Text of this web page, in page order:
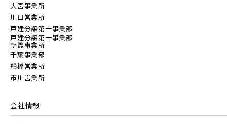
京成押上線
京成成田スカイアクセス線
JR常磐線 [各駅停車]
JR常磐線 [快速]
見学OK
【予告広告】リーズン青砥 アイ・ラウンジ
近プロジェクト始動!!◆京成押上線「京成立石」駅徒歩10分◆
指定なし
販売開始前の物件
大宮事業所
川口営業所
戸建分譲第一事業部
戸建分譲第一事業部
朝霞事業所
千葉事業部
船橋営業所
市川営業所
会社情報